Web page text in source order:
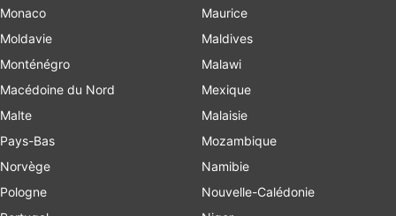
Monaco
Moldavie
Monténégro
Macédoine du Nord
Malte
Pays-Bas
Norvège
Pologne
Maurice
Maldives
Malawi
Mexique
Malaisie
Mozambique
Namibie
Nouvelle-Calédonie